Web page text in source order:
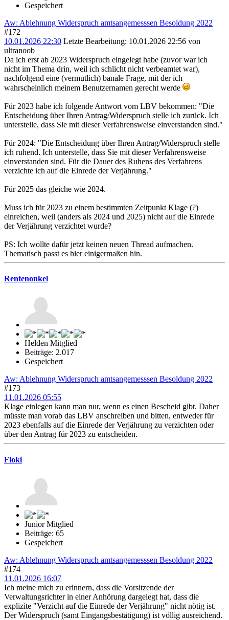
Gespeichert
Aw: Ablehnung Widerspruch amtsangemesssen Besoldung 2022
#172
10.01.2026 22:30 Letzte Bearbeitung: 10.01.2026 22:56 von
ultranoob
Da ich erst ab 2023 Widerspruch eingelegt habe (zuvor war ich
nicht im Thema drin, weil ich schlicht nicht verbeamtet war),
nachfolgend eine (vermutlich) banale Frage, mit der ich
wahrscheinlich meinem Benutzernamen gerecht werde
Für 2023 habe ich folgende Antwort vom LBV bekommen: "Die
Entscheidung über Ihren Antrag/Widerspruch stelle ich zurück. Ich
unterstelle, dass Sie mit dieser Verfahrensweise einverstanden sind."
Für 2024: "Die Entscheidung über Ihren Antrag/Widerspruch stelle
ich ruhend. Ich unterstelle, dass Sie mit dieser Verfahrensweise
einverstanden sind. Für die Dauer des Ruhens des Verfahrens
verzichte ich auf die Einrede der Verjährung."
Für 2025 das gleiche wie 2024.
Muss ich für 2023 zu einem bestimmten Zeitpunkt Klage (?)
einreichen, weil (anders als 2024 und 2025) nicht auf die Einrede
der Verjährung verzichtet wurde?
PS: Ich wollte dafür jetzt keinen neuen Thread aufmachen.
Thematisch passt es hier einigermaßen hin.
Rentenonkel
Helden Mitglied
Beiträge: 2.017
Gespeichert
Aw: Ablehnung Widerspruch amtsangemesssen Besoldung 2022
#173
11.01.2026 05:55
Klage einlegen kann man nur, wenn es einen Bescheid gibt. Daher
müsste man vorab das LBV anschreiben und bitten, entweder für
2023 ebenfalls auf die Einrede der Verjährung zu verzichten oder
über den Antrag für 2023 zu entscheiden.
Floki
Junior Mitglied
Beiträge: 65
Gespeichert
Aw: Ablehnung Widerspruch amtsangemesssen Besoldung 2022
#174
11.01.2026 16:07
Ich meine mich zu erinnern, dass die Vorsitzende der
Verwaltungsrichter in einer Anhörung dargelegt hat, dass die
explizite "Verzicht auf die Einrede der Verjährung" nicht nötig ist.
Der Widerspruch (samt Eingangsbestätigung) ist völlig ausreichend.